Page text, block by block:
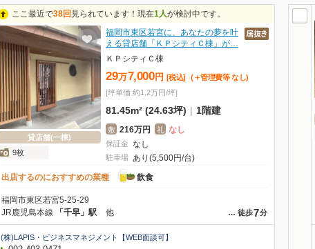
ここ最近で38回 見られています！現在1人が検討中です。
貸店舗(一棟)
9枚
福岡市東区若宮に、あなたの夢を叶
える貸店舗「ＫＰシティＣ棟」が…
ＫＰシティＣ棟
29万7,000 円 [税込] (＋管理費等 なし)
[坪単価 約1.2万円/坪]
81.45m² (24.63坪) | 1階建
敷 216万円 礼 なし
保証金 なし
駐車場 あり(5,500円/台)
出店するのにおすすめの業種
飲食
福岡市東区若宮5-25-29
… 徒歩7分
JR鹿児島本線 「千早」駅 他
(株)LAPIS・ビジネスマネジメント【WEB面談可】